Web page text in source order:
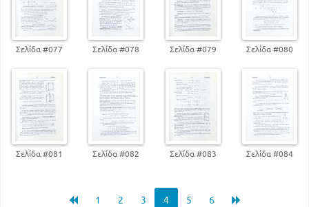
Σελίδα #077 Σελίδα #078 Σελίδα #079 Σελίδα #080
Σελίδα #081 Σελίδα #082 Σελίδα #083 Σελίδα #084
1 2 3 4 5 6